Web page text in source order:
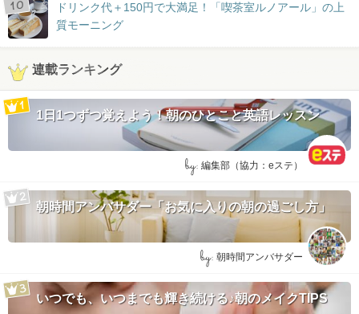
ドリンク代＋150円で大満足！「喫茶室ルノアール」の上
質モーニング
連載ランキング
1日1つずつ覚えよう！朝のひとこと英語レッスン
by: 編集部（協力：eステ）
朝時間アンバサダー「お気に入りの朝の過ごし方」
by: 朝時間アンバサダー
いつでも、いつまでも輝き続ける♪朝のメイクTIPS